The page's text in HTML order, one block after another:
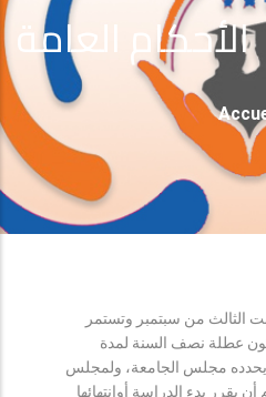
الأحكام العامة
Fil
الثالث من سبتمبر وتستمر
عطلة نصف السنة لمدة
يحدده مجلس الجامعة، ولمجلس
يقرر بدء الدراسة أوانتهائها